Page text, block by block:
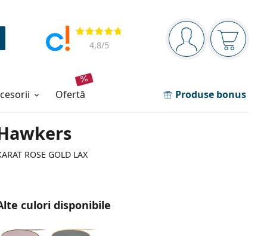
Panou de navigare
Sunteți logat
Coșul
Opinii
4,8/5
ofertă Produse bonus
ROSE GOLD LAX
culori disponibile